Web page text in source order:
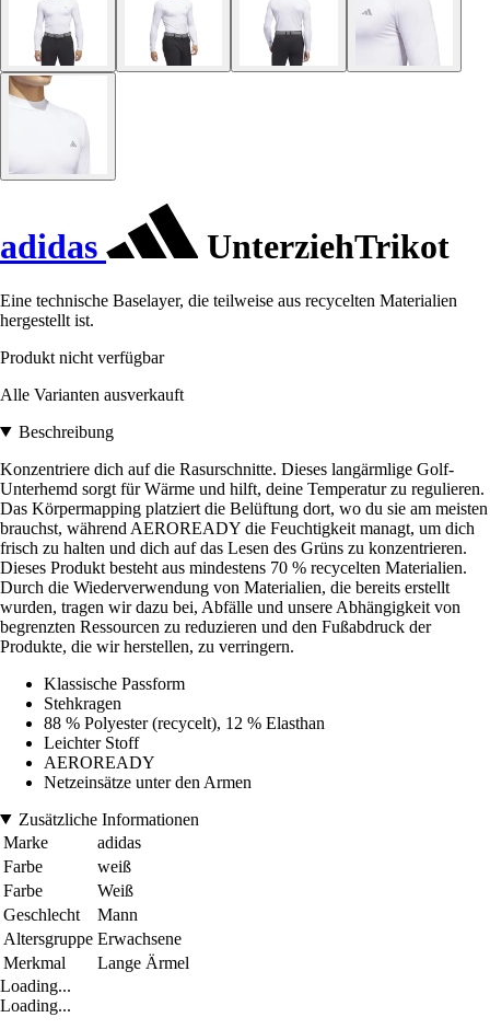
adidas UnterziehTrikot
Eine technische Baselayer, die teilweise aus recycelten Materialien
hergestellt ist.
Produkt nicht verfügbar
Alle Varianten ausverkauft
Beschreibung
Konzentriere dich auf die Rasurschnitte. Dieses langärmlige Golf-
Unterhemd sorgt für Wärme und hilft, deine Temperatur zu regulieren.
Das Körpermapping platziert die Belüftung dort, wo du sie am meisten
brauchst, während AEROREADY die Feuchtigkeit managt, um dich
frisch zu halten und dich auf das Lesen des Grüns zu konzentrieren.
Dieses Produkt besteht aus mindestens 70 % recycelten Materialien.
Durch die Wiederverwendung von Materialien, die bereits erstellt
wurden, tragen wir dazu bei, Abfälle und unsere Abhängigkeit von
begrenzten Ressourcen zu reduzieren und den Fußabdruck der
Produkte, die wir herstellen, zu verringern.
Klassische Passform
Stehkragen
88 % Polyester (recycelt), 12 % Elasthan
Leichter Stoff
AEROREADY
Netzeinsätze unter den Armen
Zusätzliche Informationen
Marke
adidas
Farbe
weiß
Farbe
Weiß
Geschlecht
Mann
Altersgruppe Erwachsene
Merkmal
Lange Ärmel
Loading...
Loading...